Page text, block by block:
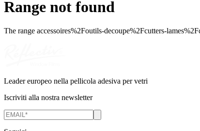
Range not found
The range accessoires%2Foutils-decoupe%2Fcutters-
Leader europeo nella pellicola adesiva per vetri
Iscriviti alla nostra newsletter